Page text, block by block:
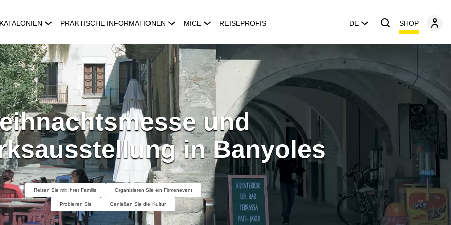
PRAKTISCHE INFORMATIONEN MICE REISEPROFIS DE SHOP
und
in Banyoles
Reisen Sie mit Ihrer Familie Organisieren Sie ein Firmenevent
Probieren Sie Genießen Sie die Kultur